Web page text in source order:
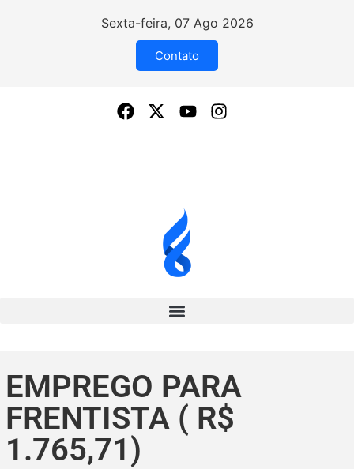
Sexta-feira, 07 Ago 2026
Contato
EMPREGO PARA
FRENTISTA ( R$
1.765,71)